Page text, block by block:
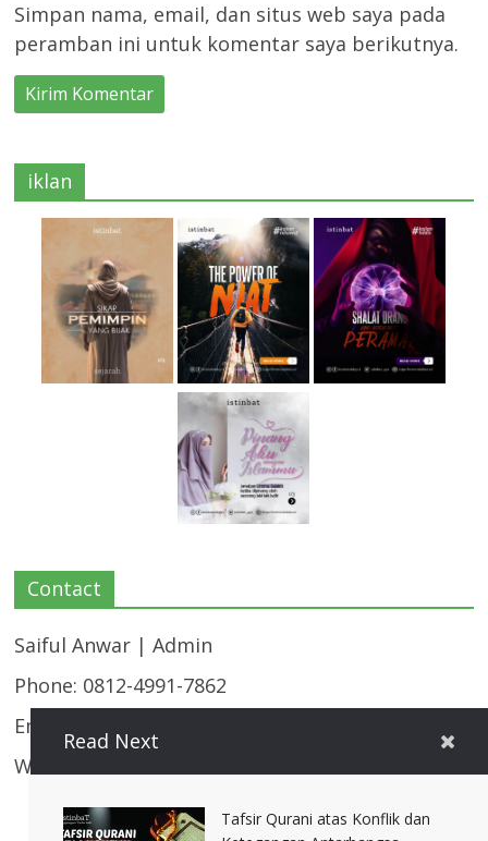
Simpan nama, email, dan situs web saya pada
peramban ini untuk komentar saya berikutnya.
iklan
Contact
Saiful Anwar | Admin
Phone: 0812-4991-7862
Email:
Website: https://istinbat.co/
Read Next
Tafsir Qurani atas Konflik dan